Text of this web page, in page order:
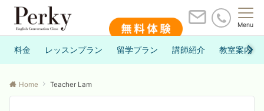
Menu
料金 レッスンプラン 留学プラン 講師紹介 教室案内
Home Teacher Lam